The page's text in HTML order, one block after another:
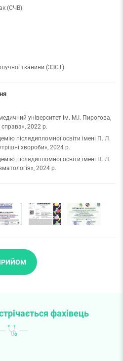
(СЧВ)
тканини (ЗЗСТ)
університет ім. М.І. Пирогова,
справа», 2022 р.
післядипломної освіти імені П. Л.
хвороби», 2024 р.
післядипломної освіти імені П. Л.
2024 р.
фахівець